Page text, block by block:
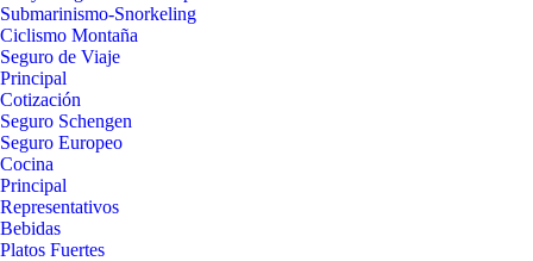
Submarinismo-Snorkeling
Ciclismo Montaña
Seguro de Viaje
Principal
Cotización
Seguro Schengen
Seguro Europeo
Cocina
Principal
Representativos
Bebidas
Platos Fuertes